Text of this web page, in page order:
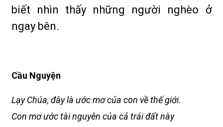
biết nhìn thấy những người nghèo ở
ngay bên.
Cầu Nguyện
Lạy Chúa, đây là ước mơ của con về thế giới.
Con mơ ước tài nguyên của cả trái đất này